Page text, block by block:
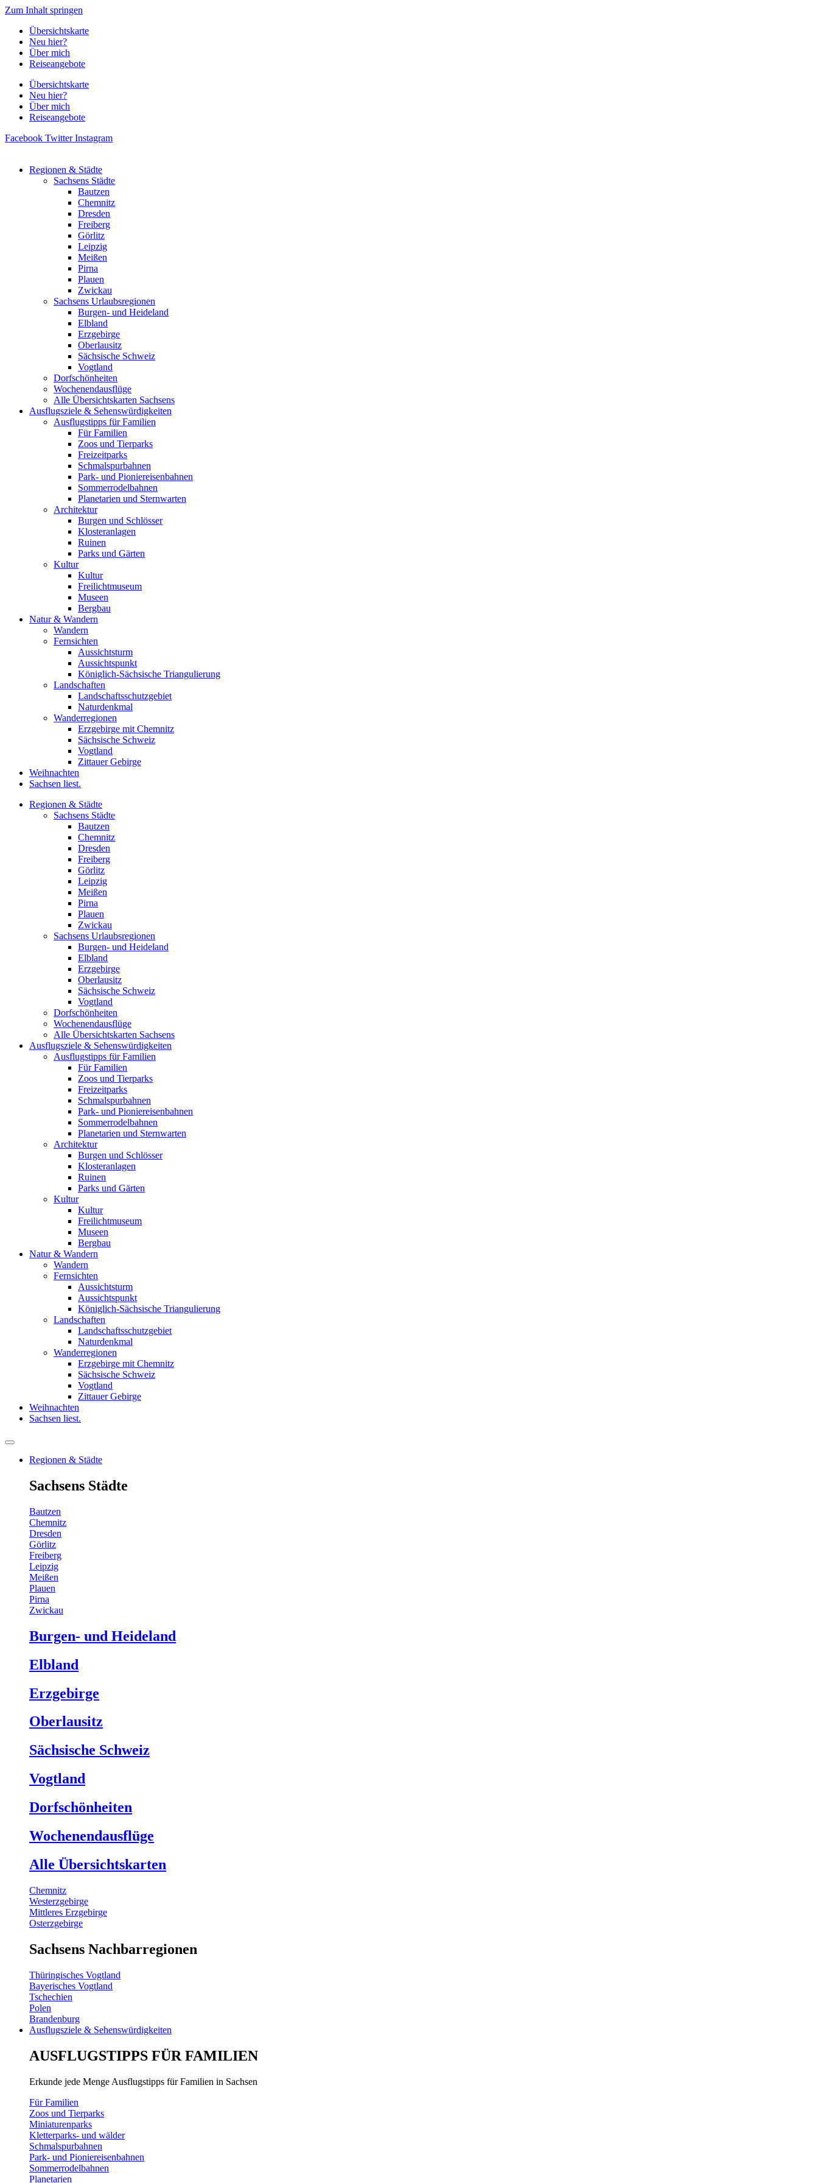
Zum Inhalt springen
Übersichtskarte
Neu hier?
Über mich
Reiseangebote
Übersichtskarte
Neu hier?
Über mich
Reiseangebote
Facebook Twitter Instagram
Regionen & Städte
Sachsens Städte
Bautzen
Chemnitz
Dresden
Freiberg
Görlitz
Leipzig
Meißen
Pirna
Plauen
Zwickau
Sachsens Urlaubsregionen
Burgen- und Heideland
Elbland
Erzgebirge
Oberlausitz
Sächsische Schweiz
Vogtland
Dorfschönheiten
Wochenendausflüge
Alle Übersichtskarten Sachsens
Ausflugsziele & Sehenswürdigkeiten
Ausflugstipps für Familien
Für Familien
Zoos und Tierparks
Freizeitparks
Schmalspurbahnen
Park- und Pioniereisenbahnen
Sommerrodelbahnen
Planetarien und Sternwarten
Architektur
Burgen und Schlösser
Klosteranlagen
Ruinen
Parks und Gärten
Kultur
Kultur
Freilichtmuseum
Museen
Bergbau
Natur & Wandern
Wandern
Fernsichten
Aussichtsturm
Aussichtspunkt
Königlich-Sächsische Triangulierung
Landschaften
Landschaftsschutzgebiet
Naturdenkmal
Wanderregionen
Erzgebirge mit Chemnitz
Sächsische Schweiz
Vogtland
Zittauer Gebirge
Weihnachten
Sachsen liest.
Regionen & Städte
Sachsens Städte
Bautzen
Chemnitz
Dresden
Freiberg
Görlitz
Leipzig
Meißen
Pirna
Plauen
Zwickau
Sachsens Urlaubsregionen
Burgen- und Heideland
Elbland
Erzgebirge
Oberlausitz
Sächsische Schweiz
Vogtland
Dorfschönheiten
Wochenendausflüge
Alle Übersichtskarten Sachsens
Ausflugsziele & Sehenswürdigkeiten
Ausflugstipps für Familien
Für Familien
Zoos und Tierparks
Freizeitparks
Schmalspurbahnen
Park- und Pioniereisenbahnen
Sommerrodelbahnen
Planetarien und Sternwarten
Architektur
Burgen und Schlösser
Klosteranlagen
Ruinen
Parks und Gärten
Kultur
Kultur
Freilichtmuseum
Museen
Bergbau
Natur & Wandern
Wandern
Fernsichten
Aussichtsturm
Aussichtspunkt
Königlich-Sächsische Triangulierung
Landschaften
Landschaftsschutzgebiet
Naturdenkmal
Wanderregionen
Erzgebirge mit Chemnitz
Sächsische Schweiz
Vogtland
Zittauer Gebirge
Weihnachten
Sachsen liest.
Regionen & Städte
Sachsens Städte
Bautzen
Chemnitz
Dresden
Görlitz
Freiberg
Leipzig
Meißen
Plauen
Pirna
Zwickau
Burgen- und Heideland
Elbland
Erzgebirge
Oberlausitz
Sächsische Schweiz
Vogtland
Dorfschönheiten
Wochenendausflüge
Alle Übersichtskarten
Chemnitz
Westerzgebirge
Mittleres Erzgebirge
Osterzgebirge
Sachsens Nachbarregionen
Thüringisches Vogtland
Bayerisches Vogtland
Tschechien
Polen
Brandenburg
Ausflugsziele & Sehenswürdigkeiten
AUSFLUGSTIPPS FÜR FAMILIEN
Erkunde jede Menge Ausflugstipps für Familien in Sachsen
Für Familien
Zoos und Tierparks
Miniaturenparks
Kletterparks- und wälder
Schmalspurbahnen
Park- und Pioniereisenbahnen
Sommerrodelbahnen
Planetarien